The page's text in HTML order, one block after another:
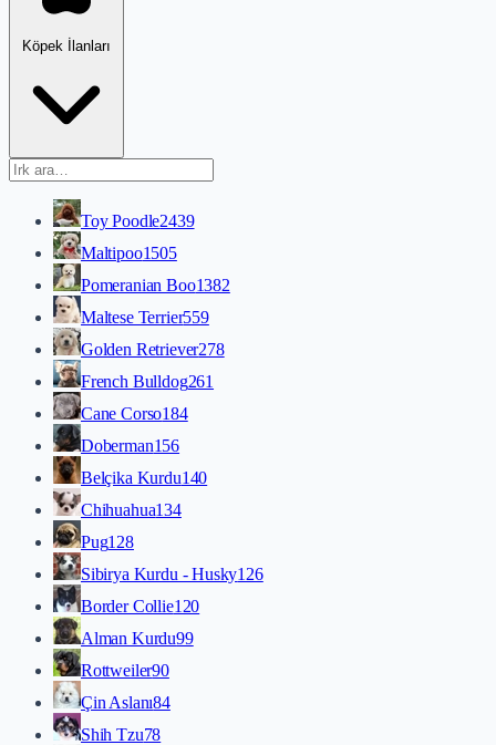
Köpek İlanları
Toy Poodle2439
Maltipoo1505
Pomeranian Boo1382
Maltese Terrier559
Golden Retriever278
French Bulldog261
Cane Corso184
Doberman156
Belçika Kurdu140
Chihuahua134
Pug128
Sibirya Kurdu - Husky126
Border Collie120
Alman Kurdu99
Rottweiler90
Çin Aslanı84
Shih Tzu78